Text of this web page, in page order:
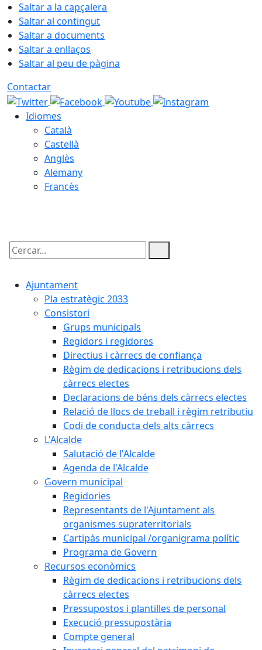
Saltar a la capçalera
Saltar al contingut
Saltar a documents
Saltar a enllaços
Saltar al peu de pàgina
Contactar
Idiomes
Català
Castellà
Anglès
Alemany
Francès
Cercar:
Ajuntament
Pla estratègic 2033
Consistori
Grups municipals
Regidors i regidores
Directius i càrrecs de confiança
Règim de dedicacions i retribucions dels
càrrecs electes
Declaracions de béns dels càrrecs electes
Relació de llocs de treball i règim retributiu
Codi de conducta dels alts càrrecs
L'Alcalde
Salutació de l'Alcalde
Agenda de l'Alcalde
Govern municipal
Regidories
Representants de l'Ajuntament als
organismes supraterritorials
Cartipàs municipal /organigrama polític
Programa de Govern
Recursos econòmics
Règim de dedicacions i retribucions dels
càrrecs electes
Pressupostos i plantilles de personal
Execució pressupostària
Compte general